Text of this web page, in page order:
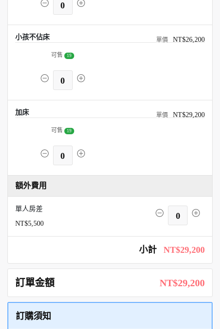
0
小孩不佔床 NT$26,200
可售 19
0
加床 NT$29,200
可售 19
0
額外費用
單人房差
NT$5,500
0
小計 NT$29,200
訂單金額 NT$29,200
訂購須知